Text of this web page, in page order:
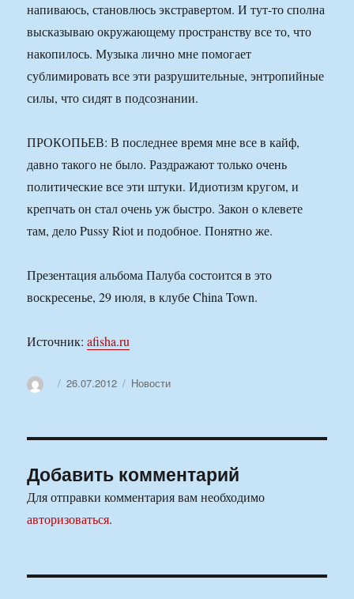
напиваюсь, становлюсь экстравертом. И тут-то сполна
высказываю окружающему пространству все то, что
накопилось. Музыка лично мне помогает
сублимировать все эти разрушительные, энтропийные
силы, что сидят в подсознании.
ПРОКОПЬЕВ: В последнее время мне все в кайф,
давно такого не было. Раздражают только очень
политические все эти штуки. Идиотизм кругом, и
крепчать он стал очень уж быстро. Закон о клевете
там, дело Pussy Riot и подобное. Понятно же.
Презентация альбома Палуба состоится в это
воскресенье, 29 июля, в клубе China Town.
Источник:afisha.ru
АвторОпубликовано
26.07.2012 Рубрики
Новости
Добавить комментарий
Для отправки комментария вам необходимо
авторизоваться.